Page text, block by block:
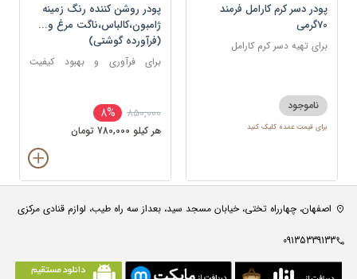
پودر دسر کرم کارامل فرمند
70گرمی
برای تهیه دسر کرم کارامل
ناموجود
برای قیمت عمده کلیک کنید
پودر روشن کننده رنگ زمینه
ژامبون،کالباس،ناگت مرغ و...
(فرآورده گوشتی)
برای فرآوری و بهبود کیفیت
850,000
8%
هر کيلو 780,000 تومان
اصفهان، چهارراه تختی، خیابان مسجد سید، بعداز سه راه طیب، لوازم قنادی مرکزی
09135339133